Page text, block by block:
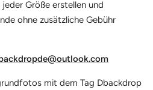
Größe erstellen und
ohne zusätzliche Gebühr
mit dem Tag Dbackdrop